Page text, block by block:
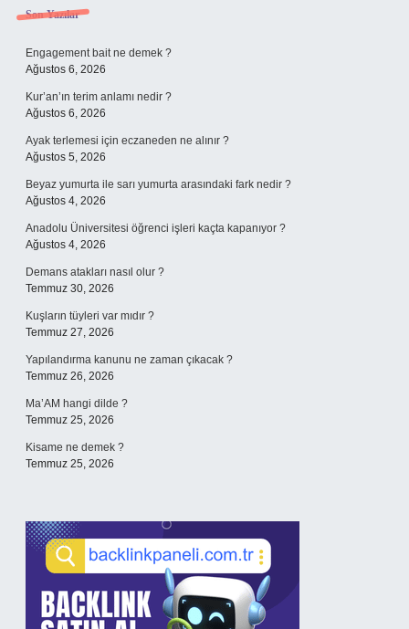
Sidebar
Son Yazılar
Engagement bait ne demek ?
Ağustos 6, 2026
Kur’an’ın terim anlamı nedir ?
Ağustos 6, 2026
Ayak terlemesi için eczaneden ne alınır ?
Ağustos 5, 2026
Beyaz yumurta ile sarı yumurta arasındaki fark nedir ?
Ağustos 4, 2026
Anadolu Üniversitesi öğrenci işleri kaçta kapanıyor ?
Ağustos 4, 2026
Demans atakları nasıl olur ?
Temmuz 30, 2026
Kuşların tüyleri var mıdır ?
Temmuz 27, 2026
Yapılandırma kanunu ne zaman çıkacak ?
Temmuz 26, 2026
Ma’AM hangi dilde ?
Temmuz 25, 2026
Kisame ne demek ?
Temmuz 25, 2026